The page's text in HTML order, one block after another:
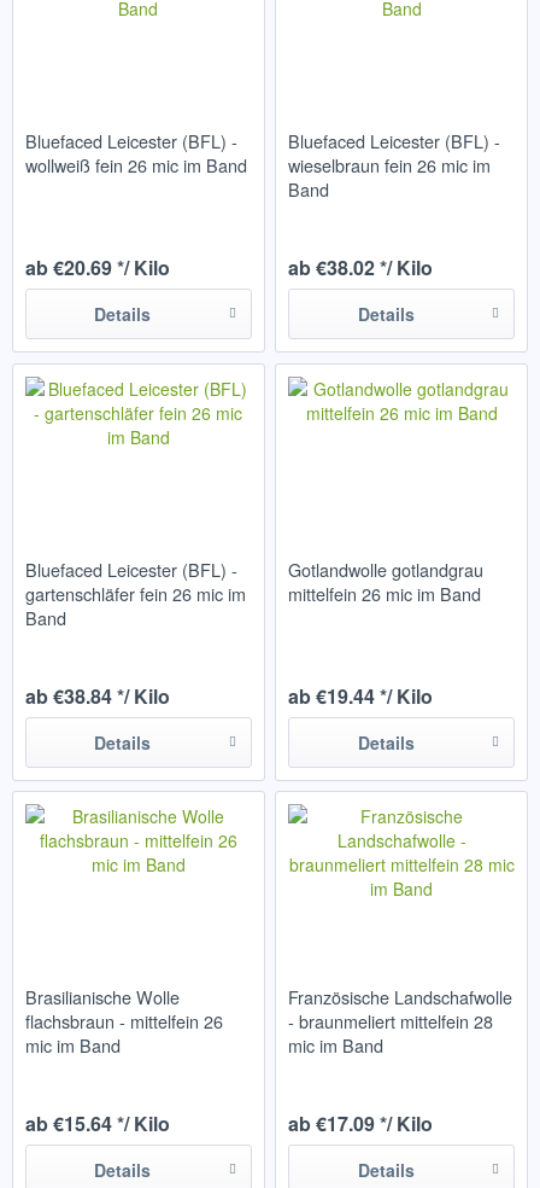
Bluefaced Leicester (BFL) -
wollweiß fein 26 mic im Band
ab €20.69 */ Kilo
Details
Bluefaced Leicester (BFL) -
wieselbraun fein 26 mic im
Band
ab €38.02 */ Kilo
Details
Bluefaced Leicester (BFL) -
gartenschläfer fein 26 mic im
Band
ab €38.84 */ Kilo
Details
Gotlandwolle gotlandgrau
mittelfein 26 mic im Band
ab €19.44 */ Kilo
Details
Brasilianische Wolle
flachsbraun - mittelfein 26
mic im Band
ab €15.64 */ Kilo
Details
Französische Landschafwolle
- braunmeliert mittelfein 28
mic im Band
ab €17.09 */ Kilo
Details